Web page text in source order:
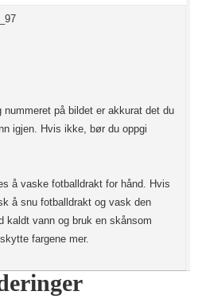
på bildet er akkurat det du
igjen. Hvis ikke, bør du oppgi
å vaske fotballdrakt for hånd. Hvis
å snu fotballdrakt og vask den
kaldt vann og bruk en skånsom
fargene mer.